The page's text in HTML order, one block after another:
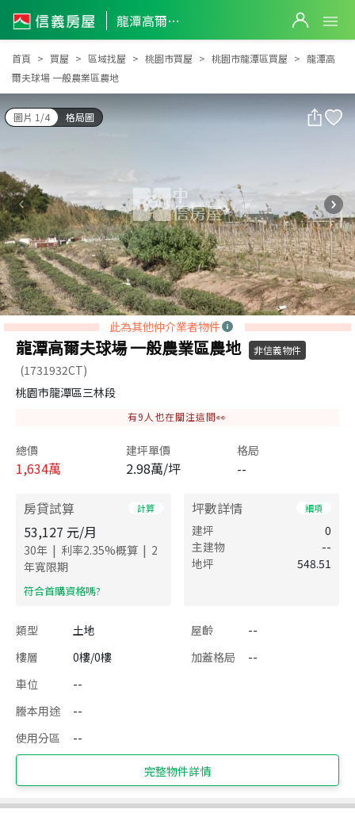
龍潭高爾夫球場 一般農業區農地
龍潭高爾夫球場 一般農業區農地
首頁 買屋 區域找屋 桃園市買屋 桃園市龍潭區買屋
龍潭高
爾夫球場 一般農業區農地
圖片 1/4 格局圖
此為其他仲介業者物件
龍潭高爾夫球場 一般農業區農地 非信義物件
(1731932CT)
桃園市龍潭區三林段
有9 人也在關注這間👀
總價
1,634萬
建坪單價
2.98萬/坪
格局
--
房貸試算 計算
53,127 元/月
30年 | 利率2.35%概算 | 2
年寬限期
​符合首購資格嗎?
坪數詳情 細項
建坪
0
主建物
--
地坪
548.51
類型 土地 屋齡
--
樓層
0樓/0樓 加蓋格局
--
車位
--
謄本用途
--
使用分區
--
完整物件詳情